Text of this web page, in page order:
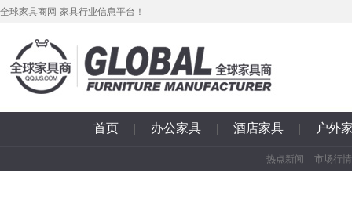
全球家具商网-家具行业信息平台！
首页 | 办公家具 | 酒店家具 | 户外
热点新闻 市场行情